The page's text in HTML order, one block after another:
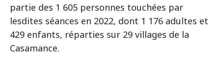
partie des 1 605 personnes touchées par
lesdites séances en 2022, dont 1 176 adultes et
429 enfants, réparties sur 29 villages de la
Casamance.